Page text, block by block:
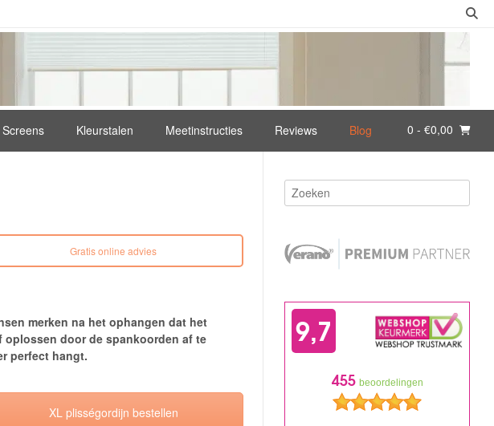
Screens Kleurstalen Meetinstructies Reviews Blog 0 - €0,00
Gratis online advies
merken na het ophangen dat het
door de spankoorden af te
perfect hangt.
XL plisségordijn bestellen